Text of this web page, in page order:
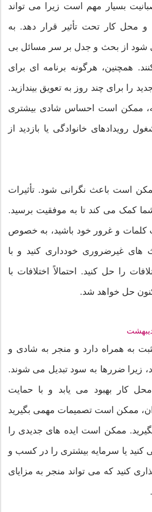
بسیار مهم است زیرا می تواند
و محل کار تحت تأثیر قرار دهد. به
شود از بحث و جدل بر سر مسائل بی
همچنین، هرگونه برنامه ای برای
را برای چند روز به تعویق بیندازید.
ممکن است احساس شادی بیشتری
رویدادهای خانوادگی یا بازدید از
است باعث نگرانی شود. تأثیرات
کمک می کند تا به موفقیت برسید.
کلمات و غرور خود باشید، به خصوص
های غیرضروری خودداری کنید و با
را حل کنید. احتمالاً اختلافات با
حل خواهد شد.
به همراه دارد و منجر به شادی و
زیرا ضررها به سود تبدیل می شوند.
کار بهبود می یابد و با حمایت
ممکن است تصمیمات مهمی بگیرید
ممکن است ایده های جدیدی را
کنید یا سرمایه بیشتری را در کسب و
کنید که می تواند منجر به مزایای